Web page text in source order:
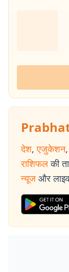
देश, एजुकेशन,
राशिफल की
न्यूज और